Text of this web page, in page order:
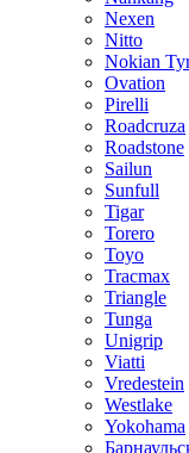
Nexen
Nitto
Nokian
Ovation
Pirelli
Roadcruza
Roadstone
Sailun
Sunfull
Tigar
Torero
Toyo
Tracmax
Triangle
Tunga
Unigrip
Viatti
Vredestein
Westlake
Yokohama